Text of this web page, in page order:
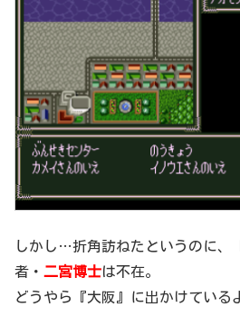
しかし…折角訪ねたというのに、
者・ 二宮博士は不在。
どうやら『大阪』に出かけている